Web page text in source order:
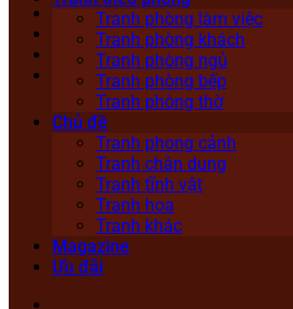
Tranh phòng làm việc
Tranh phòng khách
Tranh phòng ngủ
Tranh phòng bếp
Tranh phòng thờ
Chủ đề
Tranh phong cảnh
Tranh chân dung
Tranh tĩnh vật
Tranh hoa
Tranh khác
Magazine
Ưu đãi